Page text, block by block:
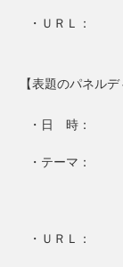
・ＵＲＬ：
【表題のパネル
・日 時：
・テーマ：
・ＵＲＬ：